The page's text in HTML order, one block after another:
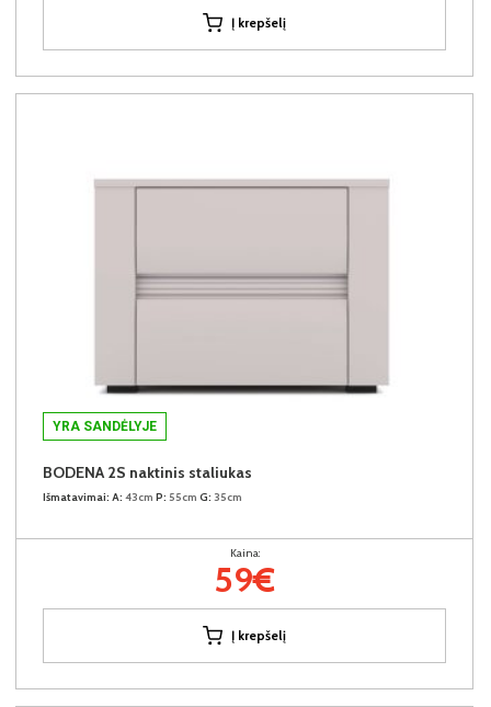
Į krepšelį
YRA SANDĖLYJE
BODENA 2S naktinis staliukas
Išmatavimai: A: 43cm P: 55cm G: 35cm
Kaina:
59€
Į krepšelį